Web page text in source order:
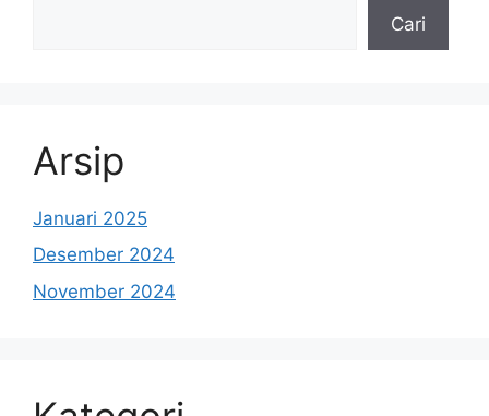
Cari
Arsip
Januari 2025
Desember 2024
November 2024